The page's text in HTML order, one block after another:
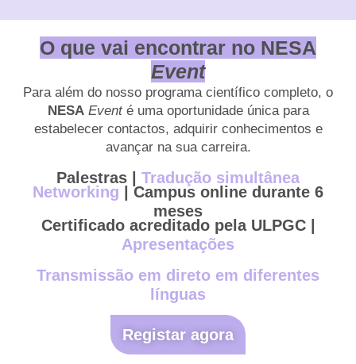
O que vai encontrar no NESA
Event
Para além do nosso programa científico completo, o
NESA Eventé uma oportunidade única para
estabelecer contactos, adquirir conhecimentos e
avançar na sua carreira.
Palestras | Tradução simultânea
Networking |Campus online durante 6
meses
Certificado acreditado pela ULPGC |
Apresentações
Transmissão em direto em diferentes
línguas
Registar agora